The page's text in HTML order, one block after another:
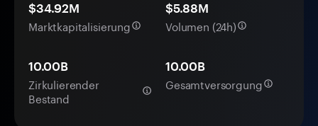
$34.92M
Marktkapitalisierung
$5.88M
Volumen (24h)
10.00B
Zirkulierender
Bestand
10.00B
Gesamtversorgung